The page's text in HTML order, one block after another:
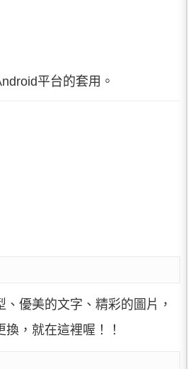
平台的套用。
優美的文字、精彩的圖片，
，就在這裡喔！！